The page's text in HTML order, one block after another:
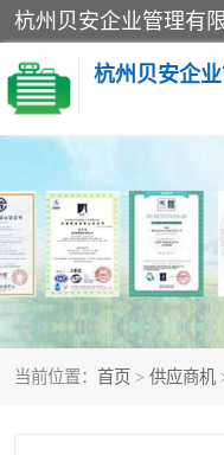
杭州贝安企
当前位置： 首页 > 供应商机
CE认证
SA认证
OHSAS18001认证
45001认证